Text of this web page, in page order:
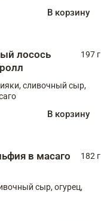
В корзину
лосось
197 г
сливочный сыр,
В корзину
в масаго
182 г
сыр, огурец,